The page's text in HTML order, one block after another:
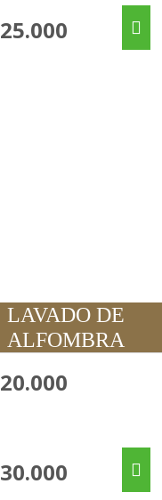
25.000
LAVADO DE
ALFOMBRA
20.000
30.000